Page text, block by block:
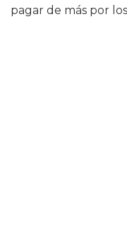
pagar de más por